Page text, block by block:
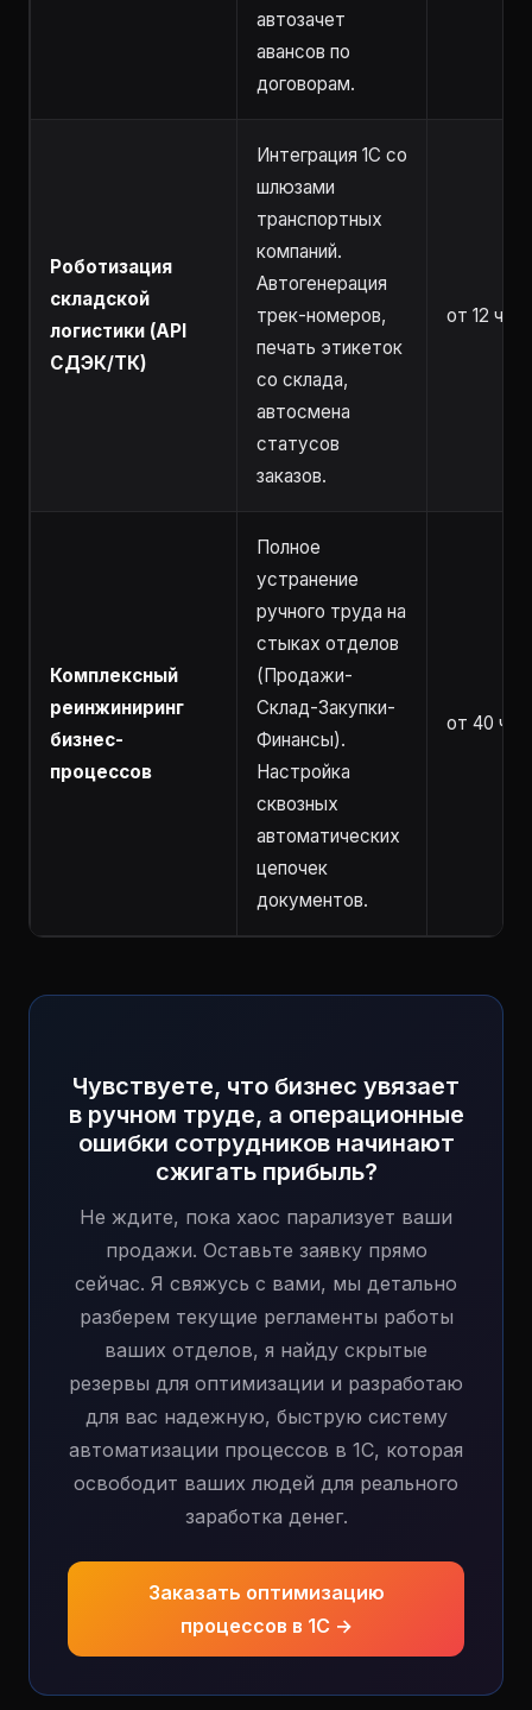
автозачет
авансов по
договорам.
Роботизация
складской
логистики (API
СДЭК/ТК)
Интеграция 1С со
шлюзами
транспортных
компаний.
Автогенерация
трек-номеров,
печать этикеток
со склада,
автосмена
статусов
заказов.
от 12
Комплексный
реинжиниринг
бизнес-
процессов
Полное
устранение
ручного труда на
стыках отделов
(Продажи-
Склад-Закупки-
Финансы).
Настройка
сквозных
автоматических
цепочек
документов.
от 40
Чувствуете, что бизнес увязает
в ручном труде, а операционные
ошибки сотрудников начинают
сжигать прибыль?
Не ждите, пока хаос парализует ваши
продажи. Оставьте заявку прямо
сейчас. Я свяжусь с вами, мы детально
разберем текущие регламенты работы
ваших отделов, я найду скрытые
резервы для оптимизации и разработаю
для вас надежную, быструю систему
автоматизации процессов в 1С, которая
освободит ваших людей для реального
заработка денег.
Заказать оптимизацию
процессов в 1С →